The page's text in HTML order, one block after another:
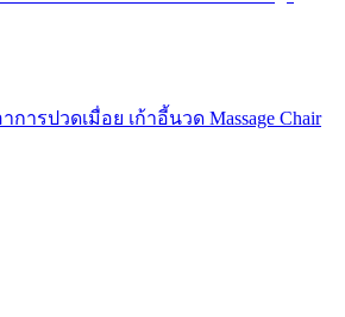
รปวดเมื่อย เก้าอี้นวด Massage Chair